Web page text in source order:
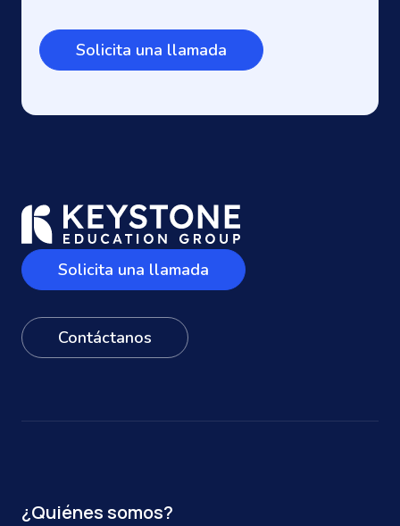
Solicita una llamada
Solicita una llamada
Contáctanos
¿Quiénes somos?